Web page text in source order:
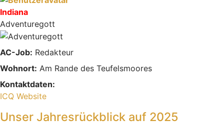
Indiana
Adventuregott
AC-Job: Redakteur
Wohnort: Am Rande des Teufelsmoores
Kontaktdaten:
Kontaktdaten von Indiana
ICQ Website
Unser Jahresrückblick auf 2025